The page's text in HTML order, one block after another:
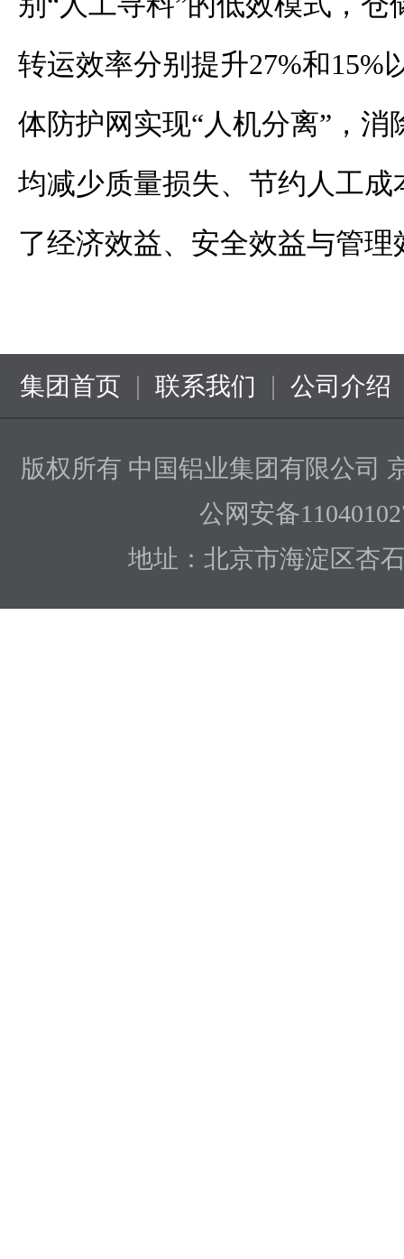
转运效率分别提升27%和15%
体防护网实现“人机分离”，
均减少质量损失、节约人工成
了经济效益、安全效益与管
集团首页 | 联系我们 | 公司介绍
版权所有 中国铝业集团有限公司
公网安备
地址：北京市海淀区杏